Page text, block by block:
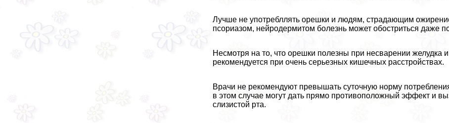
Лучше не употрeбллять орешки и людям, страдающим
псориазом, нейродермитом болезнь может обостриться даже
Несмотря на то, что орешки полезны при несварении желудка
рекомендуется при очень серьезных кишечных расстройствах.
Врачи не рекомендуют превышать суточную норму
в этом случае могут дать прямо противоположный эффект и
слизистой рта.